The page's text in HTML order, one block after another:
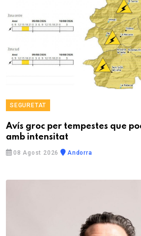
SEGURETAT
Avís groc per tempestes que
amb intensitat
08 Agost 2026 Andorra